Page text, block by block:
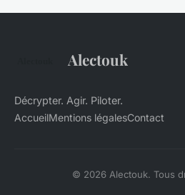
Alectouk
Décrypter. Agir. Piloter.
AccueilMentions légalesContact
© 2026 Alectouk. Tous